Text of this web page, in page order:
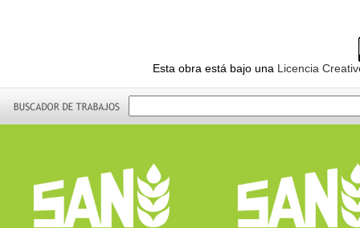
Esta obra está bajo una Licencia